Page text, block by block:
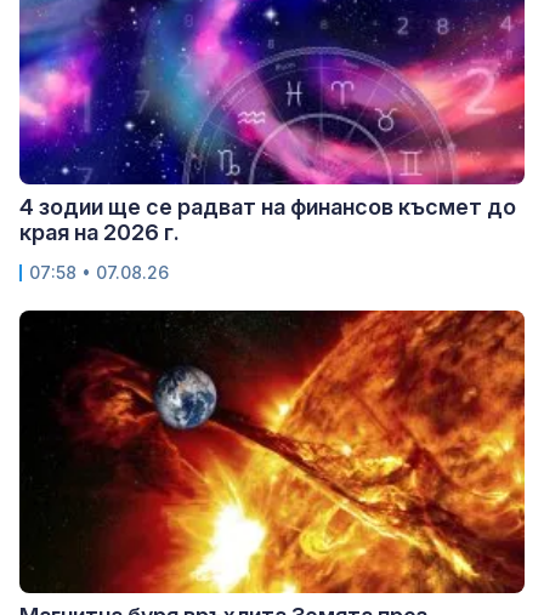
4 зодии ще се радват на финансов късмет до
края на 2026 г.
07:58 • 07.08.26